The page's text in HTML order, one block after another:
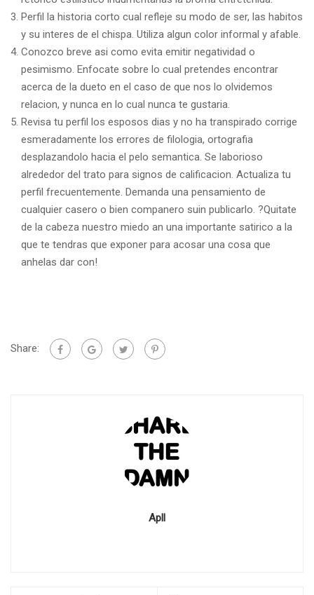
Perfil la historia corto cual refleje su modo de ser, las habitos
y su interes de el chispa. Utiliza algun color informal y afable.
Conozco breve asi­ como evita emitir negatividad o
pesimismo. Enfocate sobre lo cual pretendes encontrar
acerca de la dueto en el caso de que nos lo olvidemos
relacion, y nunca en lo cual nunca te gustaria.
Revisa tu perfil los esposos dias y no ha transpirado corrige
esmeradamente los errores de filologia, ortografia
desplazandolo hacia el pelo semantica. Se laborioso
alrededor del trato para signos de calificacion. Actualiza tu
perfil frecuentemente. Demanda una pensamiento de
cualquier casero o bien companero suin publicarlo. ?Quitate
de la cabeza nuestro miedo an una importante satirico a la
que te tendras que exponer para acosar una cosa que
anhelas dar con!
Share:
Apll